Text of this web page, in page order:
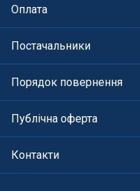
Оплата
Постачальники
Порядок повернення
Публічна оферта
Контакти